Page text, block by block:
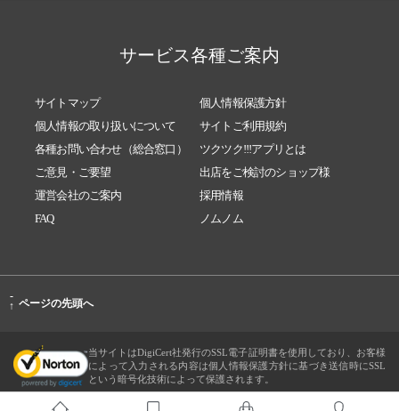
サービス各種ご案内
サイトマップ
個人情報保護方針
個人情報の取り扱いについて
サイトご利用規約
各種お問い合わせ（総合窓口）
ツクツク!!!アプリとは
ご意見・ご要望
出店をご検討のショップ様
運営会社のご案内
採用情報
FAQ
ノムノム
-
↑ ページの先頭へ
当サイトはDigiCert社発行のSSL電子証明書を使用しており、お客様
によって入力される内容は個人情報保護方針に基づき送信時にSSL
という暗号化技術によって保護されます。